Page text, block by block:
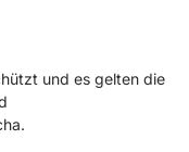
und es gelten die